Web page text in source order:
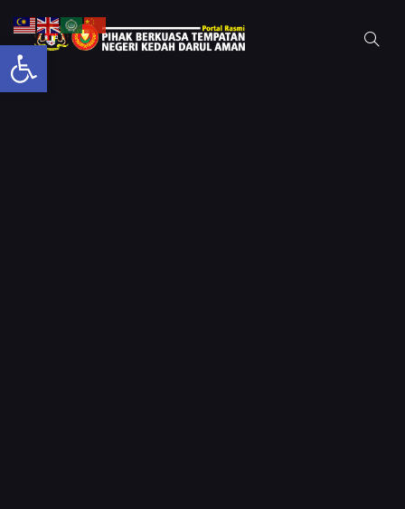
Open toolbar